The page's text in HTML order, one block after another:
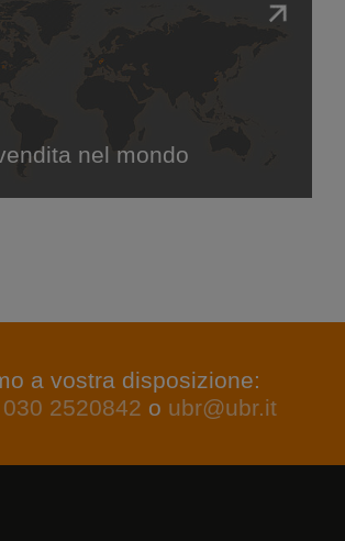
nel mondo
a vostra disposizione:
2520842 o ubr@ubr.it